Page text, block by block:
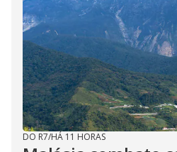
DO R7/HÁ 11 HORAS